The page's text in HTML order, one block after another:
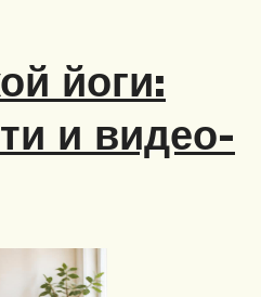
йоги:
и видео-